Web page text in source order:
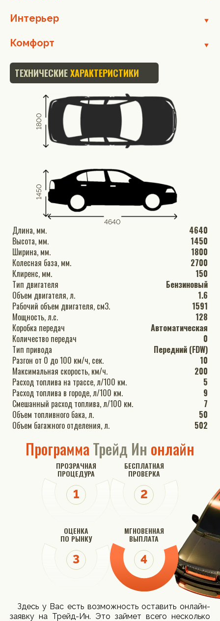
Интерьер
Комфорт
ТЕХНИЧЕСКИЕХАРАКТЕРИСТИКИ
4640
1450
1800
Длина, мм.
4640
Высота, мм.
1450
Ширина, мм.
1800
Колесная база, мм.
2700
Клиренс, мм.
150
Тип двигателя
Бензиновый
Объем двигателя, л.
1.6
Рабочий объем двигателя, см3.
1591
Мощность, л.с.
128
Коробка передач
Автоматическая
Количество передач
0
Тип привода
Передний (FDW)
Разгон от 0 до 100 км/ч, сек.
10
Максимальная скорость, км/ч.
200
Расход топлива на трассе, л/100 км.
5
Расход топлива в городе, л/100 км.
9
Смешанный расход топлива, л/100 км.
7
Объем топливного бака, л.
50
Объем багажного отделения, л.
502
ПрограммаТрейд Ин онлайн
ПРОЗРАЧНАЯ
ПРОЦЕДУРА
БЕСПЛАТНАЯ
ПРОВЕРКА
ОЦЕНКА
ПО РЫНКУ
МГНОВЕННАЯ
ВЫПЛАТА
Здесь у Вас есть возможность оставить онлайн-
заявку на Трейд-Ин. Это займет всего несколько